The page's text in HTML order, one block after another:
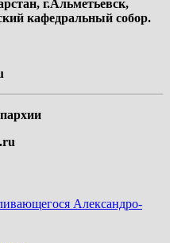
г.Альметьевск,
кафедральный собор.